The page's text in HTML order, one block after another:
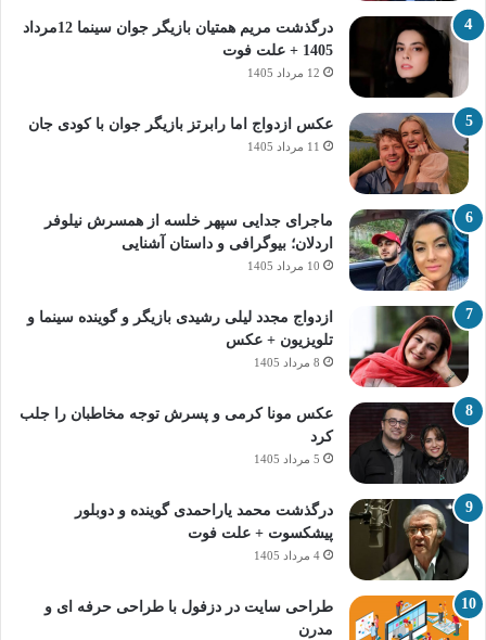
درگذشت مریم همتیان بازیگر جوان سینما 12مرداد
1405 + علت فوت
12 مرداد 1405
عکس ازدواج اما رابرتز بازیگر جوان با کودی جان
11 مرداد 1405
ماجرای جدایی سپهر خلسه از همسرش نیلوفر
اردلان؛ بیوگرافی و داستان آشنایی
10 مرداد 1405
ازدواج مجدد لیلی رشیدی بازیگر و گوینده سینما و
تلویزیون + عکس
8 مرداد 1405
عکس مونا کرمی و پسرش توجه مخاطبان را جلب
کرد
5 مرداد 1405
درگذشت محمد یاراحمدی گوینده و دوبلور
پیشکسوت + علت فوت
4 مرداد 1405
طراحی سایت در دزفول با طراحی حرفه‌ ای و
مدرن